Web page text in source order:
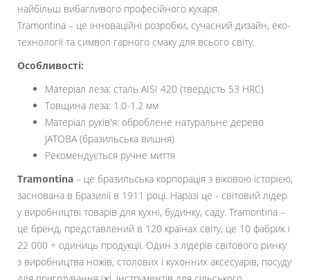
найбільш вибагливого професійного кухаря.
Tramontina – це інноваційні розробки, сучасний дизайн, еко-
технології та символ гарного смаку для всього світу.
Особливості:
Матеріал леза: сталь AISI 420 (твердість 53 HRC)
Товщина леза: 1.0-1.2 мм
Матеріал руків'я: оброблене натуральне дерево
JATOBA (бразильська вишня)
Рекомендується ручне миття
Tramontina – це бразильська корпорація з віковою історією,
заснована в Бразилії в 1911 році. Наразі це - світовий лідер
у виробництві товарів для кухні, будинку, саду. Tramontina –
це бренд, представлений в 120 країнах світу, це 10 фабрик і
22 000 + одиниць продукції. Один з лідерів світового ринку
з виробництва ножів, столових і кухонних аксесуарів, посуду